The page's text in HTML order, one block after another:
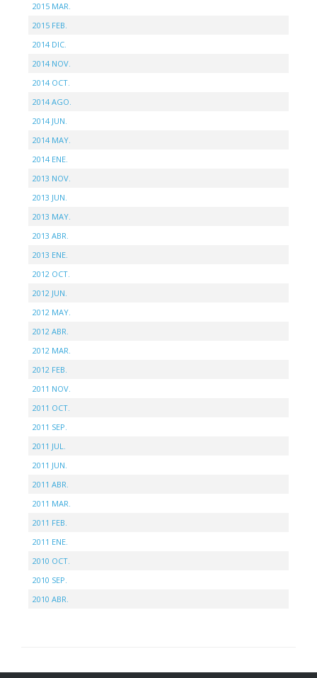
2015 MAR.
2015 FEB.
2014 DIC.
2014 NOV.
2014 OCT.
2014 AGO.
2014 JUN.
2014 MAY.
2014 ENE.
2013 NOV.
2013 JUN.
2013 MAY.
2013 ABR.
2013 ENE.
2012 OCT.
2012 JUN.
2012 MAY.
2012 ABR.
2012 MAR.
2012 FEB.
2011 NOV.
2011 OCT.
2011 SEP.
2011 JUL.
2011 JUN.
2011 ABR.
2011 MAR.
2011 FEB.
2011 ENE.
2010 OCT.
2010 SEP.
2010 ABR.